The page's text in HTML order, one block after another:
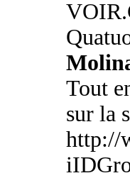
Tout
sur la
http://